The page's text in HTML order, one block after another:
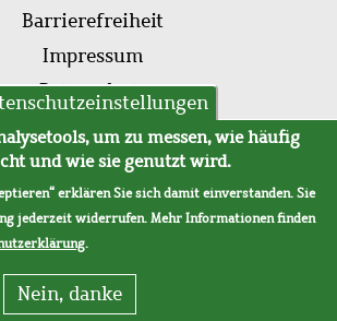
Barrierefreiheit
Impressum
Datenschutz
AVBum zu messen, wie häufig
und wie sie genutzt wird.
erklären Sie sich damit einverstanden. Sie
jederzeit widerrufen. Mehr Informationen finden
.
Nein, danke